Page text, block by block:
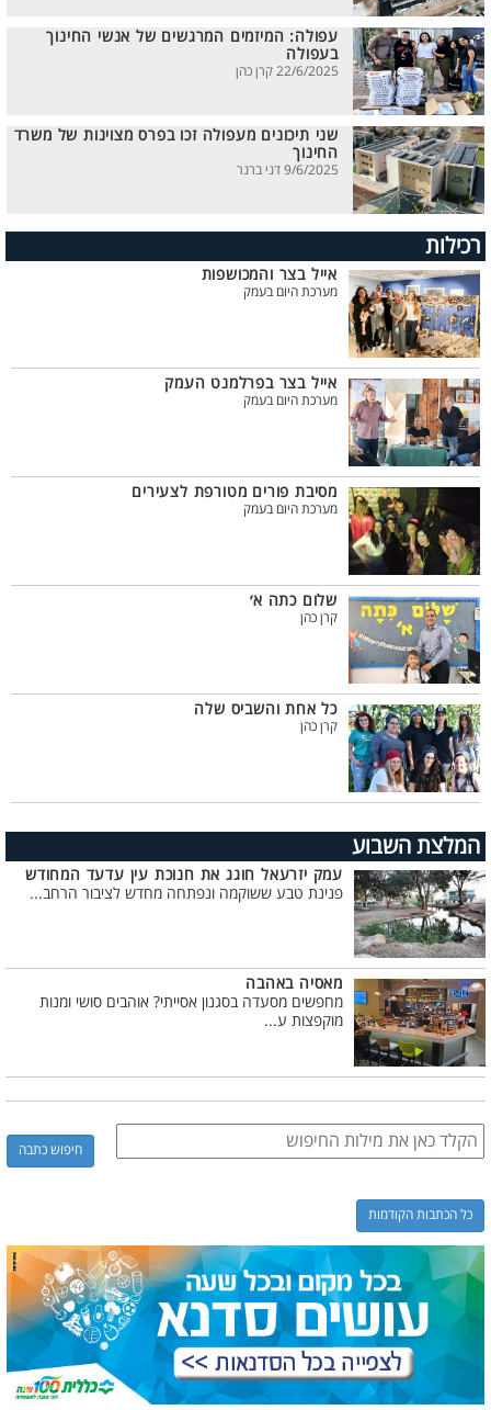
עפולה: המיזמים המרגשים של אנשי החינוך
בעפולה
22/6/2025 קרן כהן
שני תיכונים מעפולה זכו בפרס מצוינות של משרד
החינוך
9/6/2025 דני ברנר
רכילות
אייל בצר והמכושפות
מערכת היום בעמק
אייל בצר בפרלמנט העמק
מערכת היום בעמק
מסיבת פורים מטורפת לצעירים
מערכת היום בעמק
שלום כתה א׳
קרן כהן
כל אחת והשביס שלה
קרן כהן
המלצת השבוע
עמק יזרעאל חוגג את חנוכת עין עדעד המחודש
פנינת טבע ששוקמה ונפתחה מחדש לציבור הרחב...
מאסיה באהבה
מחפשים מסעדה בסגנון אסייתי? אוהבים סושי ומנות
מוקפצות ע...
כל הכתבות הקודמות